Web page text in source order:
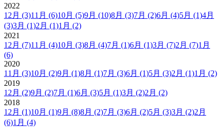
2022
12月 (3)11月 (6)10月 (5)9月 (10)8月 (3)7月 (2)6月 (4)5月 (1)4月
(3)3月 (1)2月 (1)1月 (2)
2021
12月 (7)11月 (4)10月 (3)8月 (4)7月 (1)6月 (1)3月 (7)2月 (7)1月
(6)
2020
11月 (3)10月 (2)9月 (1)8月 (1)7月 (3)6月 (1)5月 (3)2月 (1)1月 (2)
2019
12月 (2)9月 (2)7月 (1)6月 (3)5月 (1)3月 (2)2月 (2)
2018
12月 (1)10月 (1)9月 (8)8月 (2)7月 (3)6月 (2)5月 (3)3月 (2)2月
(6)1月 (4)